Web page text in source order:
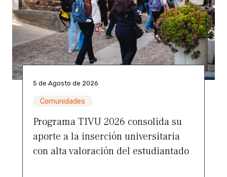
5 de Agosto de 2026
Comunidades
Programa TIVU 2026 consolida su
aporte a la inserción universitaria
con alta valoración del estudiantado